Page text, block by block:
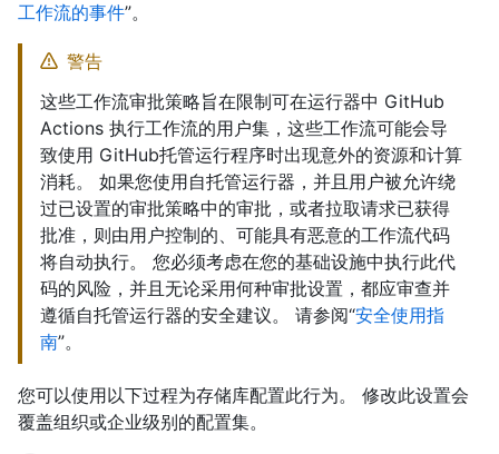
工作流的事件”。
警告
这些工作流审批策略旨在限制可在运行器中 GitHub
Actions 执行工作流的用户集，这些工作流可能会导
致使用 GitHub托管运行程序时出现意外的资源和计算
消耗。 如果您使用自托管运行器，并且用户被允许绕
过已设置的审批策略中的审批，或者拉取请求已获得
批准，则由用户控制的、可能具有恶意的工作流代码
将自动执行。 您必须考虑在您的基础设施中执行此代
码的风险，并且无论采用何种审批设置，都应审查并
遵循自托管运行器的安全建议。 请参阅“安全使用指
南”。
您可以使用以下过程为存储库配置此行为。 修改此设置会
覆盖组织或企业级别的配置集。